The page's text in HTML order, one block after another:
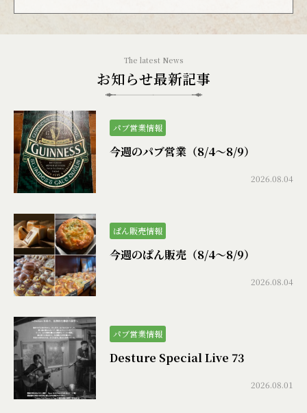
お知らせ最新記事
パブ営業情報
今週のパブ営業（8/4〜8/9）
2026.08.04
ぱん販売情報
今週のぱん販売（8/4〜8/9）
2026.08.04
パブ営業情報
Desture Special Live 73
2026.08.01